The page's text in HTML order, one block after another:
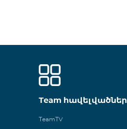
Team հավելվածներ
TeamTV